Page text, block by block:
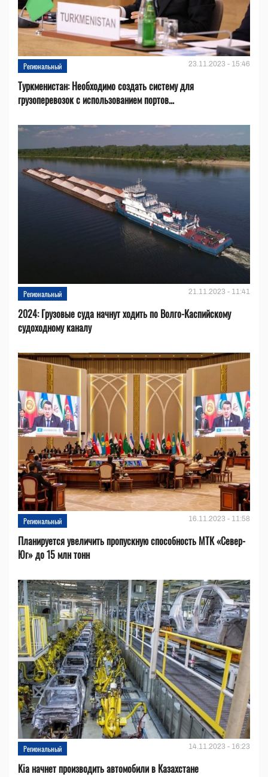
Региональный 23.11.2023 - 15:46
Туркменистан: Необходимо создать систему для
грузоперевозок с использованием портов...
Региональный 21.11.2023 - 11:41
2024: Грузовые суда начнут ходить по Волго-Каспийскому
судоходному каналу
Региональный 16.11.2023 - 11:58
Планируется увеличить пропускную способность МТК «Север-
Юг» до 15 млн тонн
Региональный 14.11.2023 - 16:23
Kia начнет производить автомобили в Казахстане